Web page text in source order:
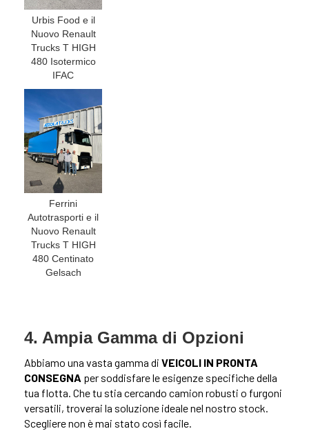
Urbis Food e il
Nuovo Renault
Trucks T HIGH
480 Isotermico
IFAC
Ferrini
Autotrasporti e il
Nuovo Renault
Trucks T HIGH
480 Centinato
Gelsach
4. Ampia Gamma di Opzioni
Abbiamo una vasta gamma di VEICOLI IN PRONTA
CONSEGNA per soddisfare le esigenze specifiche della
tua flotta. Che tu stia cercando camion robusti o furgoni
versatili, troverai la soluzione ideale nel nostro stock.
Scegliere non è mai stato così facile.